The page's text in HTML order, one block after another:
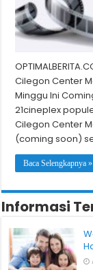
Cilegon Center
Minggu Ini
21cineplex
Cilegon Center
(coming soon)
Baca Selengkapnya »
Informasi